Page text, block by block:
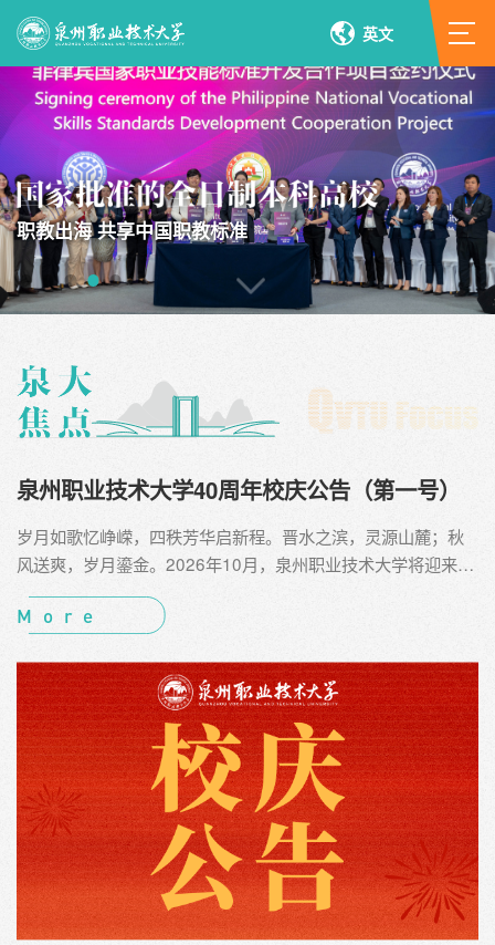
英文
职教出海 共享中国职教标准
泉州职业技术大学40周年校庆公告（第一号）
岁月如歌忆峥嵘，四秩芳华启新程。晋水之滨，灵源山麓；秋
风送爽，岁月鎏金。2026年10月，泉州职业技术大学将迎来建
校40周年华诞。在此，我们谨向长期以来关心、支持学校建设
与发展的各级领导、各界朋友、海内外校友致以最诚挚的感谢
海贤达、五洲校友共襄盛典，同谱新篇。四十载风雨兼程，四
十载薪火相传。1986年，学校前身“晋江摩托培训学校”在改革
开放的浪潮中应运...
More